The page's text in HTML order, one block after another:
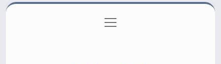
Gizlilik Politikası
menüyü
aç